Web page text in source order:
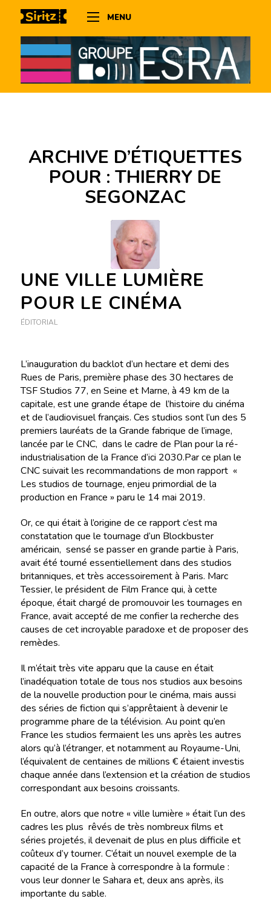
MENU
ARCHIVE D’ÉTIQUETTES
POUR :THIERRY DE
SEGONZAC
UNE VILLE LUMIÈRE
POUR LE CINÉMA
ÉDITORIAL
L’inauguration du backlot d’un hectare et demi des
Rues de Paris, première phase des 30 hectares de
TSF Studios 77, en Seine et Marne, à 49 km de la
capitale, est une grande étape de l’histoire du cinéma
et de l’audiovisuel français. Ces studios sont l’un des 5
premiers lauréats de la Grande fabrique de l’image,
lancée par le CNC, dans le cadre de Plan pour la ré-
industrialisation de la France d’ici 2030.Par ce plan le
CNC suivait les recommandations de mon rapport «
Les studios de tournage, enjeu primordial de la
production en France » paru le 14 mai 2019.
Or, ce qui était à l’origine de ce rapport c’est ma
constatation que le tournage d’un Blockbuster
américain, sensé se passer en grande partie à Paris,
avait été tourné essentiellement dans des studios
britanniques, et très accessoirement à Paris. Marc
Tessier, le président de Film France qui, à cette
époque, était chargé de promouvoir les tournages en
France, avait accepté de me confier la recherche des
causes de cet incroyable paradoxe et de proposer des
remèdes.
Il m’était très vite apparu que la cause en était
l’inadéquation totale de tous nos studios aux besoins
de la nouvelle production pour le cinéma, mais aussi
des séries de fiction qui s’apprêtaient à devenir le
programme phare de la télévision. Au point qu’en
France les studios fermaient les uns après les autres
alors qu’à l’étranger, et notamment au Royaume-Uni,
l’équivalent de centaines de millions € étaient investis
chaque année dans l’extension et la création de studios
correspondant aux besoins croissants.
En outre, alors que notre « ville lumière » était l’un des
cadres les plus rêvés de très nombreux films et
séries projetés, il devenait de plus en plus difficile et
coûteux d’y tourner. C’était un nouvel exemple de la
capacité de la France à correspondre à la formule :
vous leur donner le Sahara et, deux ans après, ils
importante du sable.